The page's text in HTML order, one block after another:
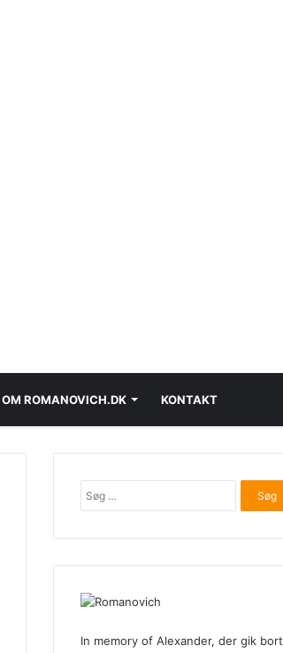
OM ROMANOVICH.DK KONTAKT
efter:
In memory of Alexander, der gik bort